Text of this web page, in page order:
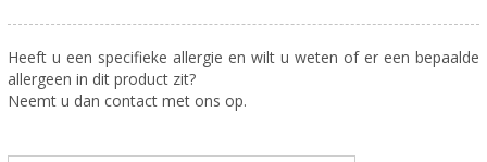
Heeft u een specifieke allergie en wilt u weten of er een bepaalde
allergeen in dit product zit?
Neemt u dan contact met ons op.